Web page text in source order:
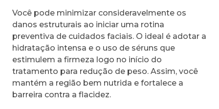
Você pode minimizar consideravelmente os
danos estruturais ao iniciar uma rotina
preventiva de cuidados faciais. O ideal é adotar a
hidratação intensa e o uso de séruns que
estimulem a firmeza logo no início do
tratamento para redução de peso. Assim, você
mantém a região bem nutrida e fortalece a
barreira contra a flacidez.